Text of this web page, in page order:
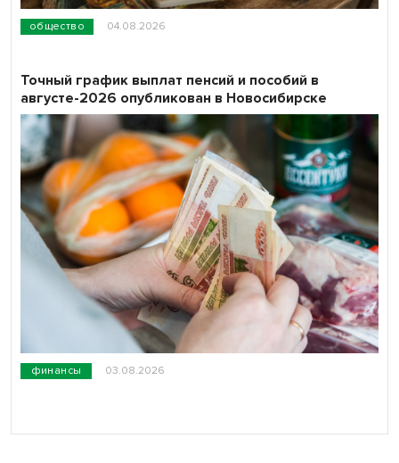
общество 04.08.2026
финансы 03.08.2026
Точный график выплат пенсий и пособий в
августе-2026 опубликован в Новосибирске